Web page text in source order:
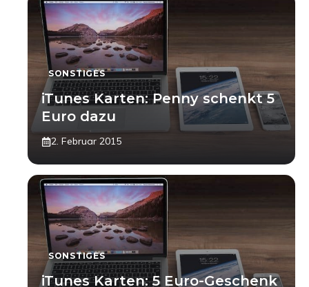
SONSTIGES
iTunes Karten: Penny schenkt 5
Euro dazu
2. Februar 2015
SONSTIGES
iTunes Karten: 5 Euro-Geschenk